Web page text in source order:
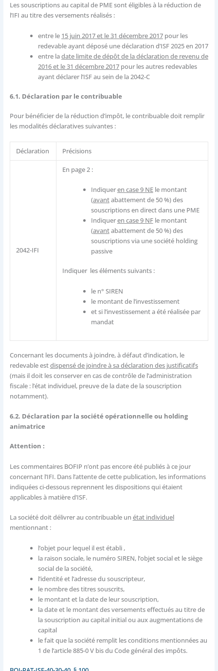
Les souscriptions au capital de PME sont éligibles à la réduction de
l’IFI au titre des versements réalisés :
entre le 15 juin 2017 et le 31 décembre 2017pour les
redevable ayant déposé une déclaration d’ISF 2025 en 2017
entre ladate limite de dépôt de la déclaration de revenu de
2016 et le 31 décembre 2017pour les autres redevables
ayant déclarer l’ISF au sein de la 2042-C
6.1. Déclaration par le contribuable
Pour bénéficier de la réduction d’impôt, le contribuable doit remplir
les modalités déclaratives suivantes :
Déclaration Précisions
2042-IFI
En page 2 :
Indiqueren case 9 NEle montant
(avantabattement de 50 %) des
souscriptions en direct dans une PME
Indiqueren case 9 NFle montant
(avantabattement de 50 %) des
souscriptions via une société holding
passive
Indiquer les éléments suivants :
le n° SIREN
le montant de l’investissement
et si l’investissement a été réalisée par
mandat
Concernant les documents à joindre, à défaut d’indication, le
redevable estdispensé de joindre à sa déclaration des justificatifs
(mais il doit les conserver en cas de contrôle de l’administration
fiscale : l’état individuel, preuve de la date de la souscription
notamment).
6.2. Déclaration par la société opérationnelle ou holding
animatrice
Attention :
Les commentaires BOFIP n’ont pas encore été publiés à ce jour
concernant l’IFI. Dans l’attente de cette publication, les informations
indiquées ci-dessous reprennent les dispositions qui étaient
applicables à matière d’ISF.
La société doit délivrer au contribuable un état individuel
mentionnant :
l’objet pour lequel il est établi ,
la raison sociale, le numéro SIREN, l’objet social et le siège
social de la société,
l’identité et l’adresse du souscripteur,
le nombre des titres souscrits,
le montant et la date de leur souscription,
la date et le montant des versements effectués au titre de
la souscription au capital initial ou aux augmentations de
capital
le fait que la société remplit les conditions mentionnées au
1 de l’article 885-0 V bis du Code général des impôts.